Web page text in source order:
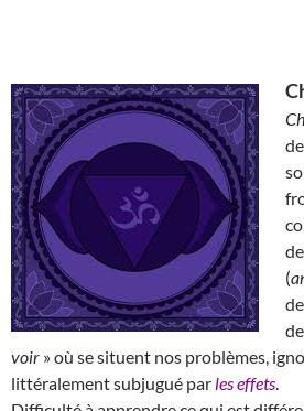
(
de
voir » où se situent nos problèmes,
littéralement subjugué par les effets